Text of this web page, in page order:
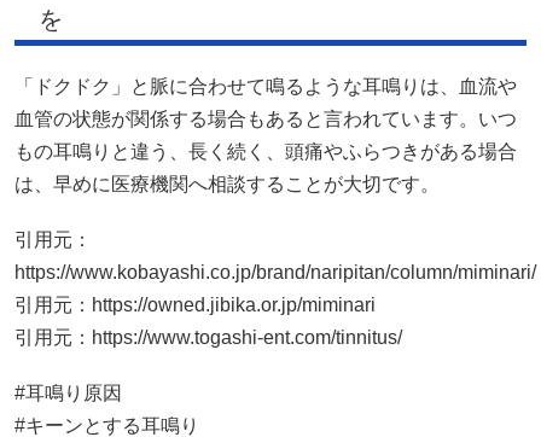
を
「ドクドク」と脈に合わせて鳴るような耳鳴りは、血流や
血管の状態が関係する場合もあると言われています。いつ
もの耳鳴りと違う、長く続く、頭痛やふらつきがある場合
は、早めに医療機関へ相談することが大切です。
引用元：
https://www.kobayashi.co.jp/brand/naripitan/column/miminari/
引用元： https://owned.jibika.or.jp/miminari
引用元： https://www.togashi-ent.com/tinnitus/
#耳鳴り原因
#キーンとする耳鳴り